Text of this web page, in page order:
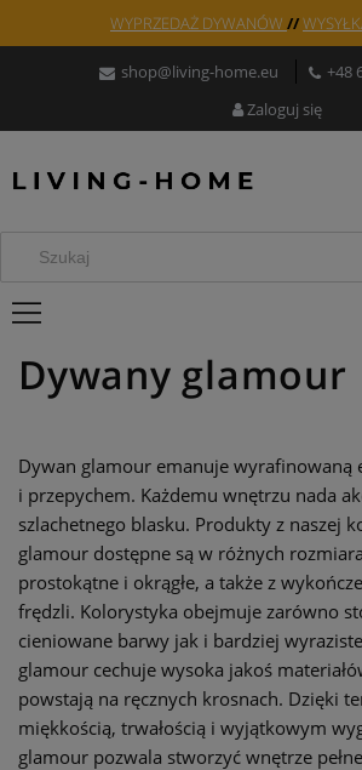
WYPRZEDAŻ DYWANÓW //
shop@living-home.eu
+48
Zaloguj się
Dywany glamour
Dywan glamour emanuje wyrafinowaną
i przepychem. Każdemu wnętrzu nada
szlachetnego blasku. Produkty z naszej
glamour dostępne są w różnych
prostokątne i okrągłe, a także z
frędzli. Kolorystyka obejmuje zarówno
cieniowane barwy jak i bardziej
glamour cechuje wysoka jakoś
powstają na ręcznych krosnach. Dzięki
miękkością, trwałością i wyjątkowym
glamour pozwala stworzyć wnętrze